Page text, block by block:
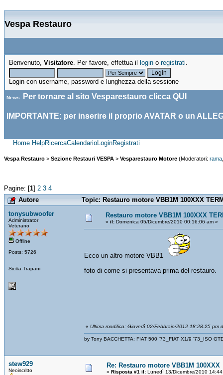
Vespa Restauro
Benvenuto, Visitatore. Per favore, effettua il login o registrati.
Login con username, password e lunghezza della sessione
News: Per tornare al sito Vesparestauro clicca QUI
IMPORTANTE: per inserire il proprio AVATAR o un
Home HelpRicercaCalendarioLoginRegistrati
Vespa Restauro > Sezione Restauri VESPA > Vesparestauro Motore (Moderatori: rama
Pagine: [1] 2 3 4
Autore
Topic: Restauro motore VBB1M 100XXX
tonysubwoofer
Administrator
Veterano
Offline
Posts: 5726
Sicilia-Trapani
Restauro motore VBB1M 100XXX
« il: Domenica 05/Dicembre/2010 00:16:06 am »
Ecco un altro motore VBB1
foto di come si presentava prima del restauro.
« Ultima modifica: Giovedì 02/Febbraio/2012 18:28:25 pm
by Tony BACCHETTA: FIAT 500 '73_FIAT X1/9 '73_ISO
stew929
Neoiscritto
Re: Restauro motore VBB1M 100XXX
« Risposta #1 il: Lunedì 13/Dicembre/2010